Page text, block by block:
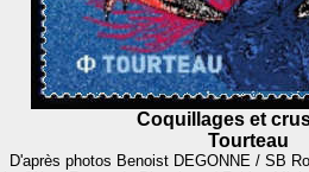
Coquillages et
Tourteau
D'après photos Benoist DEGONNE / SB